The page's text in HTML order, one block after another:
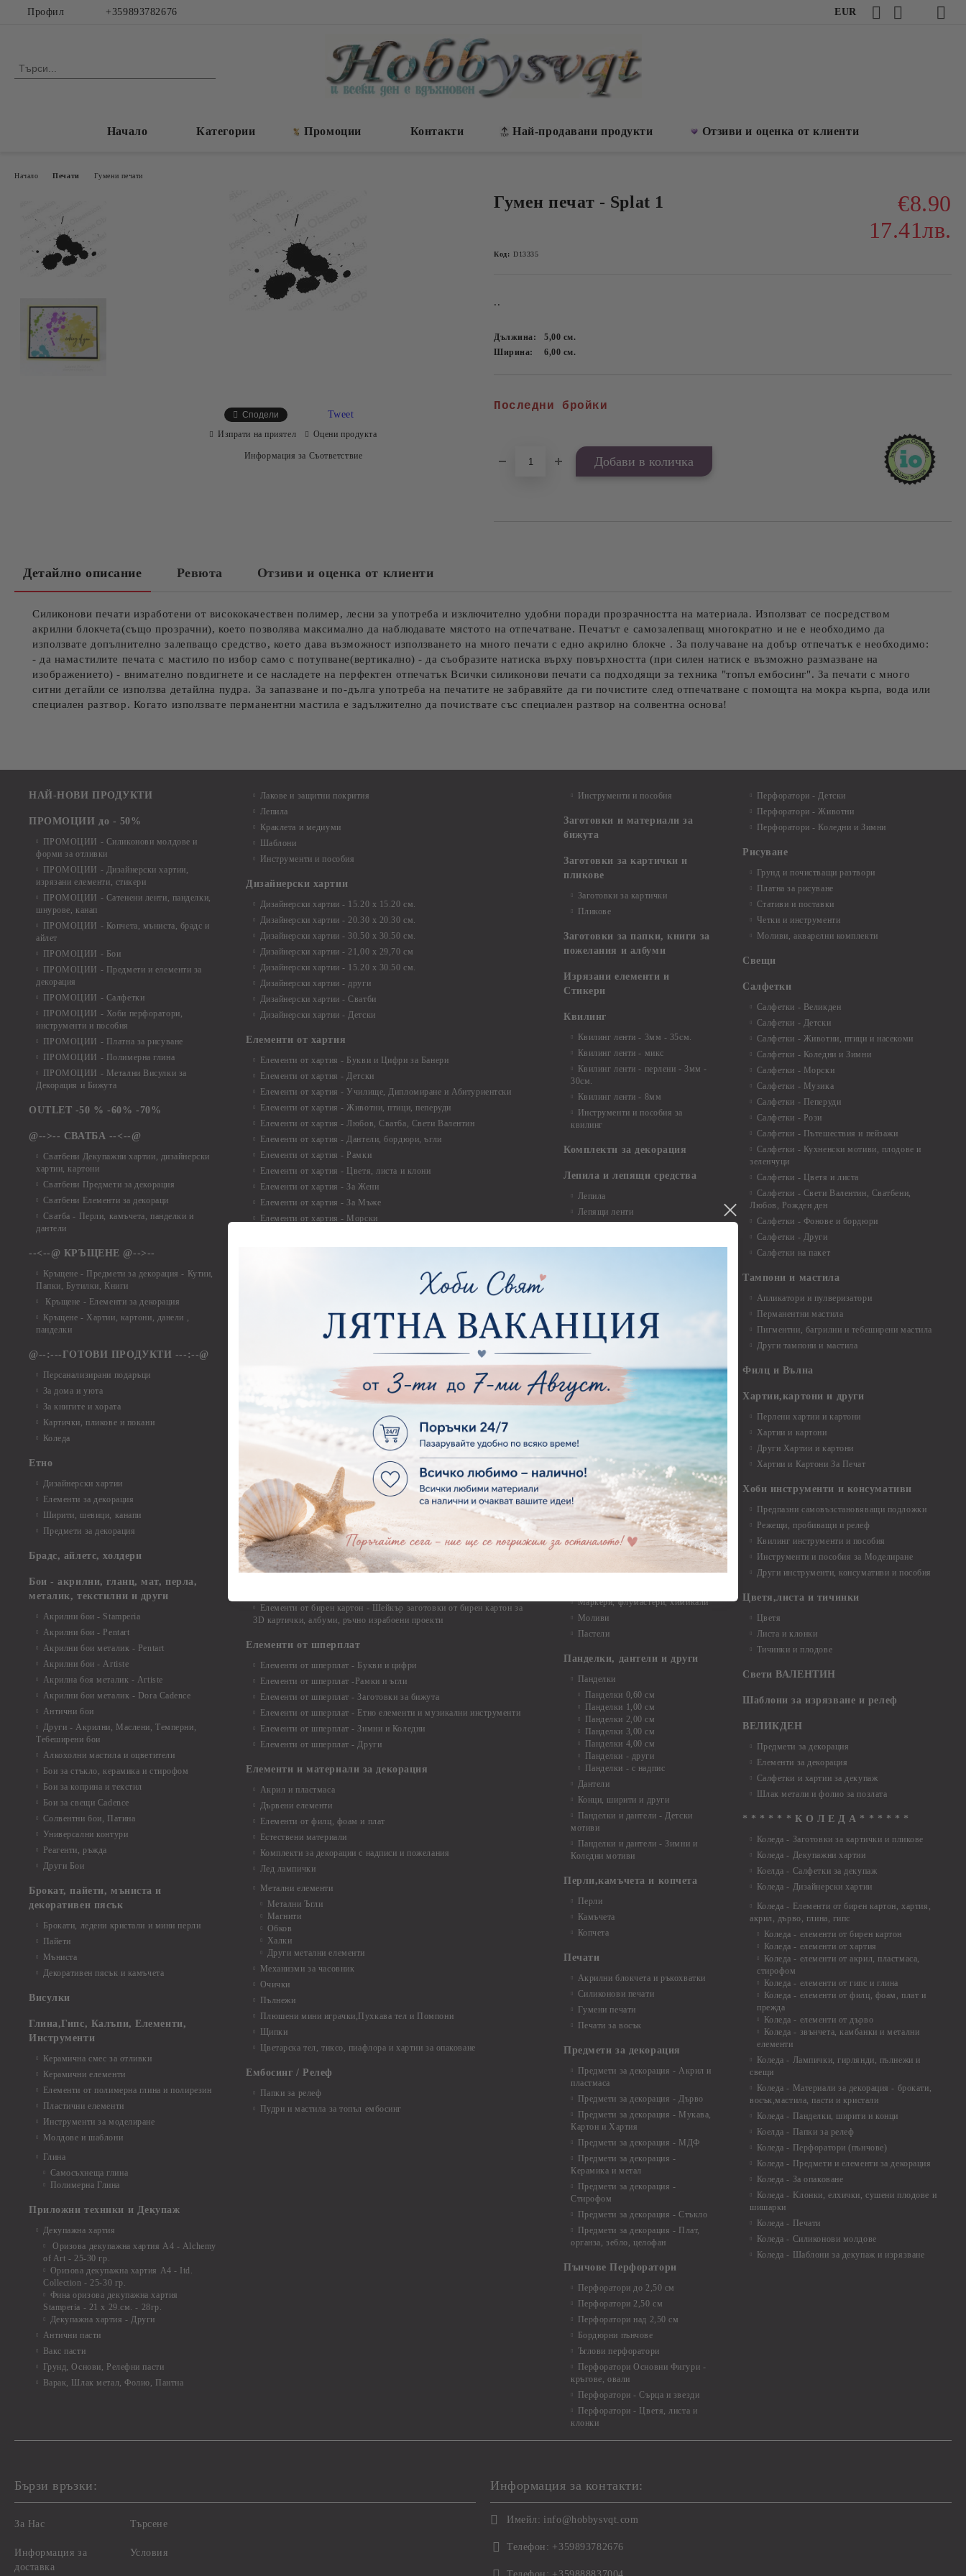
Профил +359893782676 EUR
Начало Категории Промоции Контакти Най-продавани продукти Отзиви и оценка от клиенти
Начало Печати Гумени печати
Гумен печат - Splat 1
€8.90
17.41лв.
Код: D13335
..
Дължина: 5,00 см.
Ширина:
6,00 см.
Последни бройки
Сподели Tweet
Изпрати на приятел Оцени продукта
Информация за Съответствие
Детайлно описание Ревюта Отзиви и оценка от клиенти
Силиконови печати изработени от висококачествен полимер, лесни за употреба и изключително удобни поради прозрачността на материала. Използват се посредством
акрилни блокчета(също прозрачни), което позволява максимално да наблюдавате мястото на отпечатване. Печатът е самозалепващ многократно и не е необходимо да
използвате допълнително залепващо средство, което дава възможност използването на много печати с едно акрилно блокче . За получаване на добър отпечатък е необходимо:
- да намастилите печата с мастило по избор само с потупване(вертикално) - да съобразите натиска върху повърхността (при силен натиск е възможно размазване на
изображението) - внимателно повдигнете и се насладете на перфектен отпечатък Всички силиконови печати са подходящи за техника "топъл ембосинг". За печати с много
ситни детайли се използва детайлна пудра. За запазване и по-дълга употреба на печатите не забравяйте да ги почистите след отпечатване с помощта на мокра кърпа, вода или
специален разтвор. Когато използвате перманентни мастила е задължително да почиствате със специален разтвор на солвентна основа!
НАЙ-НОВИ ПРОДУКТИ
ПРОМОЦИИ до - 50%
ПРОМОЦИИ - Силиконови молдове и
форми за отливки
ПРОМОЦИИ - Дизайнерски хартии,
изрязани елементи, стикери
ПРОМОЦИИ - Сатенени ленти, панделки,
шнурове, канап
ПРОМОЦИИ - Копчета, мъниста, брадс и
айлет
ПРОМОЦИИ - Бои
ПРОМОЦИИ - Предмети и елементи за
декорация
ПРОМОЦИИ - Салфетки
ПРОМОЦИИ - Хоби перфоратори,
инструменти и пособия
ПРОМОЦИИ - Платна за рисуване
ПРОМОЦИИ - Полимерна глина
ПРОМОЦИИ - Метални Висулки за
Декорация и Бижута
OUTLET -50 % -60% -70%
@-->-- СВАТБА --<--@
Сватбени Декупажни хартии, дизайнерски
хартии, картони
Сватбени Предмети за декорация
Сватбени Елементи за декораци
Сватба - Перли, камъчета, панделки и
дантели
--<--@ КРЪЩЕНЕ @-->--
Кръщене - Предмети за декорация - Кутии,
Папки, Бутилки, Книги
Кръщене - Елементи за декорация
Кръщене - Хартии, картони, данели ,
панделки
@--:---ГОТОВИ ПРОДУКТИ ---:--@
Персанализирани подаръци
За дома и уюта
За книгите и хората
Картички, пликове и покани
Коледа
Етно
Дизайнерски хартии
Елементи за декорация
Ширити, шевици, канапи
Предмети за декорация
Брадс, айлетс, холдери
Бои - акрилни, гланц, мат, перла,
металик, текстилни и други
Акрилни бои - Stamperia
Акрилни бои - Pentart
Акрилни бои металик - Pentart
Акрилни бои - Artiste
Акрилна боя металик - Artiste
Акрилни бои металик - Dora Cadence
Антични бои
Други - Акрилни, Маслени, Темперни,
Тебеширени бои
Алкохолни мастила и оцветители
Бои за стъкло, керамика и стирофом
Бои за коприна и текстил
Бои за свещи Cadence
Солвентни бои, Патина
Универсални контури
Реагенти, ръжда
Други Бои
Брокат, пайети, мъниста и
декоративен пясък
Брокати, ледени кристали и мини перли
Пайети
Мъниста
Декоративен пясък и камъчета
Висулки
Глина,Гипс, Калъпи, Елементи,
Инструменти
Керамична смес за отливки
Керамични елементи
Елементи от полимерна глина и полирезин
Пластични елементи
Инструменти за моделиране
Молдове и шаблони
Глина
Самосъхнеща глина
Полимерна Глина
Приложни техники и Декупаж
Декупажна хартия
Оризова декупажна хартия А4 - Alchemy
of Art - 25-30 гр.
Оризова декупажна хартия А4 - Itd.
Collection - 25-30 гр.
Фина оризова декупажна хартия
Stamperia - 21 х 29.см. - 28гр.
Декупажна хартия - Други
Антични пасти
Вакс пасти
Грунд, Основи, Релефни пасти
Варак, Шлак метал, Фолио, Пантна
Лакове и защитни покрития
Лепила
Краклета и медиуми
Шаблони
Инструменти и пособия
Дизайнерски хартии
Дизайнерски хартии - 15.20 х 15.20 см.
Дизайнерски хартии - 20.30 х 20.30 см.
Дизайнерски хартии - 30.50 х 30.50 см.
Дизайнерски хартии - 21,00 х 29,70 см
Дизайнерски хартии - 15.20 x 30.50 см.
Дизайнерски хартии - други
Дизайнерски хартии - Сватби
Дизайнерски хартии - Детски
Елементи от хартия
Елементи от хартия - Букви и Цифри за Банери
Елементи от хартия - Детски
Елементи от хартия - Училище, Дипломиране и Абитуриентски
Елементи от хартия - Животни, птици, пеперуди
Елементи от хартия - Любов, Сватба, Свети Валентин
Елементи от хартия - Дантели, бордюри, ъгли
Елементи от хартия - Рамки
Елементи от хартия - Цветя, листа и клони
Елементи от хартия - За Жени
Елементи от хартия - За Мъже
Елементи от хартия - Морски
Елементи от хартия - Пътешествия и Фото моменти
Елементи от хартия - Многопластови елементи
Елементи от хартия - Готови композиции
Елементи от хартия - Микс елементи
Елементи от бирен картон
Елементи от бирен картон - Декоративни рамки
Елементи от бирен картон - Надписи на български
Елементи от бирен картон - Ъгли и орнаменти
Елементи от бирен картон - Сватба
Елементи от бирен картон - Училище, Дипломиране и Завършване
Елементи от бирен картон - Бебшки и Детски елементи
Елементи от бирен картон - Цветя и Животни
Елементи от бирен картон - Стиймпънк и Мъжки елементи
Елементи от бирен картон - Пътешестия - море, планина ,транспорт
Елементи от бирен картон - Други
Елементи от бирен картон - За миниатюри, дълбоки рамки, бебешки
съкровища и екслоадиращи кутии
Елементи от бирен картон - Шейкър заготовки от бирен картон за
3D картички, албуми, ръчно израбоени проекти
Елементи от шперплат
Елементи от шперплат - Букви и цифри
Елементи от шперплат -Рамки и ъгли
Елементи от шперплат - Заготовки за бижута
Елементи от шперплат - Етно елементи и музикални инструменти
Елементи от шперплат - Зимни и Коледни
Елементи от шперплат - Други
Елементи и материали за декорация
Акрил и пластмаса
Дървени елементи
Елементи от филц, фоам и плат
Естествени материали
Комплекти за декорации с надписи и пожелания
Лед лампички
Метални елементи
Метални Ъгли
Магнити
Обков
Халки
Други метални елементи
Механизми за часовник
Очички
Пълнежи
Плюшени мини играчки,Пухкава тел и Помпони
Щипки
Цветарска тел, тиксо, пиафлора и хартии за опаковане
Ембосинг / Релеф
Папки за релеф
Пудри и мастила за топъл ембосинг
Инструменти и пособия
Заготовки и материали за
бижута
Заготовки за картички и
пликове
Заготовки за картички
Пликове
Заготовки за папки, книги за
пожелания и албуми
Изрязани елементи и
Стикери
Квилинг
Квилинг ленти - 3мм - 35см.
Квилинг ленти - микс
Квилинг ленти - перлени - 3мм -
30см.
Квилинг ленти - 8мм
Инструменти и пособия за
квилинг
Комплекти за декорация
Лепила и лепящи средства
Лепила
Лепящи ленти
Макраме
Макраме Основи - 7,00 - 15,00 см
Макраме Основи - над 15,00 см
Макраме - Други материали
Опаковки
Мебелен обков и аксесоари
Дръжки
Закачалки
Крака за мебели
Други аксесоари, материали и
инструменти
Моливи, маркери, химикали,
Маркери, флумастери, химикали
Моливи
Пастели
Панделки, дантели и други
Панделки
Панделки 0,60 см
Панделки 1,00 см
Панделки 2,00 см
Панделки 3,00 см
Панделки 4,00 см
Панделки - други
Панделки - с надпис
Дантели
Конци, ширити и други
Панделки и дантели - Детски
мотиви
Панделки и дантели - Зимни и
Коледни мотиви
Перли,камъчета и копчета
Перли
Камъчета
Копчета
Печати
Акрилни блокчета и ръкохватки
Силиконови печати
Гумени печати
Печати за восък
Предмети за декорация
Предмети за декорация - Акрил и
пластмаса
Предмети за декорация - Дърво
Предмети за декорация - Мукава,
Картон и Хартия
Предмети за декорация - МДФ
Предмети за декорация -
Керамика и метал
Предмети за декорация -
Стирофом
Предмети за декорация - Стъкло
Предмети за декорация - Плат,
органза, зебло, целофан
Пънчове Перфоратори
Перфоратори до 2,50 см
Перфоратори 2,50 см
Перфоратори над 2,50 см
Бордюрни пънчове
Ъглови перфоратори
Перфоратори Основни Фигури -
кръгове, овали
Перфоратори - Сърца и звезди
Перфоратори - Цветя, листа и
клонки
Перфоратори - Детски
Перфоратори - Животни
Перфоратори - Коледни и Зимни
Рисуване
Грунд и почистващи разтвори
Платна за рисуване
Стативи и поставки
Четки и инструменти
Моливи, акварелни комплекти
Свещи
Салфетки
Салфетки - Великден
Салфетки - Детски
Салфетки - Животни, птици и насекоми
Салфетки - Коледни и Зимни
Салфетки - Морски
Салфетки - Музика
Салфетки - Пеперуди
Салфетки - Рози
Салфетки - Пътешествия и пейзажи
Салфетки - Кухненски мотиви, плодове и
зеленчуци
Салфетки - Цветя и листа
Салфетки - Свети Валентин, Сватбени,
Любов, Рожден ден
Салфетки - Фонове и бордюри
Салфетки - Други
Салфетки на пакет
Тампони и мастила
Апликатори и пулверизатори
Перманентни мастила
Пигментни, багрилни и тебеширени мастила
Други тампони и мастила
Филц и Вълна
Хартии,картони и други
Перлени хартии и картони
Хартии и картони
Други Хартии и картони
Хартии и Картони За Печат
Хоби инструменти и консумативи
Предпазни самовъзстановяващи подложки
Режещи, пробиващи и релеф
Квилинг инструменти и пособия
Инструменти и пособия за Моделиране
Други инструменти, консумативи и пособия
Цветя,листа и тичинки
Цветя
Листа и клонки
Тичинки и плодове
Свети ВАЛЕНТИН
Шаблони за изрязване и релеф
ВЕЛИКДЕН
Предмети за декорация
Елементи за декорация
Салфетки и хартии за декупаж
Шлак метали и фолио за позлата
* * * * * * К О Л Е Д А * * * * * *
Коледа - Заготовки за картички и пликове
Коледа - Декупажни хартии
Коелда - Салфетки за декупаж
Коледа - Дизайнерски хартии
Коледа - Eлементи от бирен картон, хартия,
акрил, дърво, глина, гипс
Коледа - елементи от бирен картон
Коледа - елементи от хартия
Коледа - елементи от акрил, пластмаса,
стирофом
Коледа - елементи от гипс и глина
Коледа - елементи от филц, фоам, плат и
прежда
Коледа - елементи от дърво
Коледа - звънчета, камбанки и метални
елементи
Коледа - Лампички, гирлянди, пълнежи и
свещи
Коледа - Материали за декорация - брокати,
восък,мастила, пасти и кристали
Коледа - Панделки, ширити и конци
Коелда - Папки за релеф
Коледа - Перфоратори (пънчове)
Коледа - Предмети и елементи за декорация
Коледа - За опаковане
Коледа - Kлонки, елхички, сушени плодове и
шишарки
Коледа - Печати
Коледа - Силиконови молдове
Коледа - Шаблони за декупаж и изрязване
Бързи връзки:
За Нас
Информация за
доставка
Търсене
Условия
Информация за контакти:
Имейл: info@hobbysvqt.com
Телефон: +359893782676